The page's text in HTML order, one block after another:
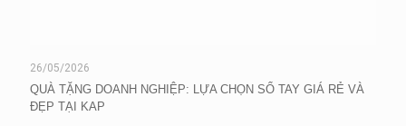
26/05/2026
QUÀ TẶNG DOANH NGHIỆP: LỰA CHỌN SỔ TAY GIÁ RẺ VÀ
ĐẸP TẠI KAP